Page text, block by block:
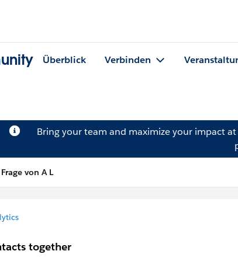
Überblick Verbinden
Bring your team and maximize your impact
Frage von A L
together